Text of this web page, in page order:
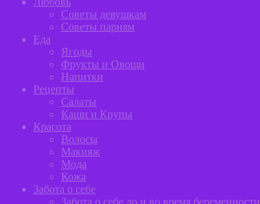
Советы девушкам
Советы парням
Еда
Ягоды
Фрукты и Овощи
Напитки
Рецепты
Салаты
Каши и Крупы
Красота
Волосы
Макияж
Мода
Кожа
Забота о себе
Забота о себе до и во время беременности